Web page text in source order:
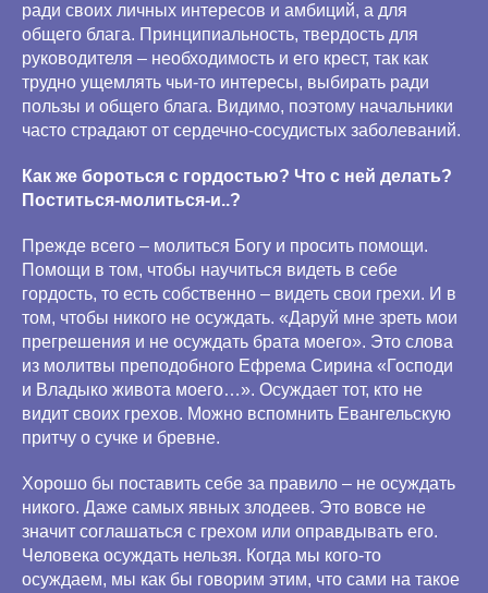
ради своих личных интересов и амбиций, а для
общего блага. Принципиальность, твердость для
руководителя – необходимость и его крест, так как
трудно ущемлять чьи-то интересы, выбирать ради
пользы и общего блага. Видимо, поэтому начальники
часто страдают от сердечно-сосудистых заболеваний.
Как же бороться с гордостью? Что с ней делать?
Поститься-молиться-и..?
Прежде всего – молиться Богу и просить помощи.
Помощи в том, чтобы научиться видеть в себе
гордость, то есть собственно – видеть свои грехи. И в
том, чтобы никого не осуждать. «Даруй мне зреть мои
прегрешения и не осуждать брата моего». Это слова
из молитвы преподобного Ефрема Сирина «Господи
и Владыко живота моего…». Осуждает тот, кто не
видит своих грехов. Можно вспомнить Евангельскую
притчу о сучке и бревне.
Хорошо бы поставить себе за правило – не осуждать
никого. Даже самых явных злодеев. Это вовсе не
значит соглашаться с грехом или оправдывать его.
Человека осуждать нельзя. Когда мы кого-то
осуждаем, мы как бы говорим этим, что сами на такое